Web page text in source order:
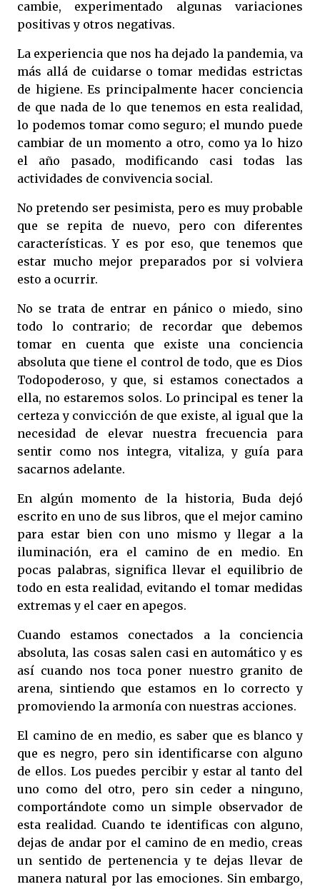
cambie, experimentado algunas variaciones
positivas y otros negativas.
La experiencia que nos ha dejado la pandemia, va
más allá de cuidarse o tomar medidas estrictas
de higiene. Es principalmente hacer conciencia
de que nada de lo que tenemos en esta realidad,
lo podemos tomar como seguro; el mundo puede
cambiar de un momento a otro, como ya lo hizo
el año pasado, modificando casi todas las
actividades de convivencia social.
No pretendo ser pesimista, pero es muy probable
que se repita de nuevo, pero con diferentes
características. Y es por eso, que tenemos que
estar mucho mejor preparados por si volviera
esto a ocurrir.
No se trata de entrar en pánico o miedo, sino
todo lo contrario; de recordar que debemos
tomar en cuenta que existe una conciencia
absoluta que tiene el control de todo, que es Dios
Todopoderoso, y que, si estamos conectados a
ella, no estaremos solos. Lo principal es tener la
certeza y convicción de que existe, al igual que la
necesidad de elevar nuestra frecuencia para
sentir como nos integra, vitaliza, y guía para
sacarnos adelante.
En algún momento de la historia, Buda dejó
escrito en uno de sus libros, que el mejor camino
para estar bien con uno mismo y llegar a la
iluminación, era el camino de en medio. En
pocas palabras, significa llevar el equilibrio de
todo en esta realidad, evitando el tomar medidas
extremas y el caer en apegos.
Cuando estamos conectados a la conciencia
absoluta, las cosas salen casi en automático y es
así cuando nos toca poner nuestro granito de
arena, sintiendo que estamos en lo correcto y
promoviendo la armonía con nuestras acciones.
El camino de en medio, es saber que es blanco y
que es negro, pero sin identificarse con alguno
de ellos. Los puedes percibir y estar al tanto del
uno como del otro, pero sin ceder a ninguno,
comportándote como un simple observador de
esta realidad. Cuando te identificas con alguno,
dejas de andar por el camino de en medio, creas
un sentido de pertenencia y te dejas llevar de
manera natural por las emociones. Sin embargo,